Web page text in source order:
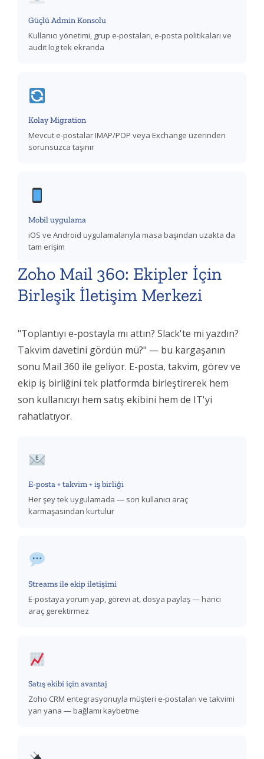
Güçlü Admin Konsolu
Kullanıcı yönetimi, grup e-postaları, e-posta politikaları ve
audit log tek ekranda
Kolay Migration
Mevcut e-postalar IMAP/POP veya Exchange üzerinden
sorunsuzca taşınır
Mobil uygulama
iOS ve Android uygulamalarıyla masa başından uzakta da
tam erişim
Zoho Mail 360: Ekipler İçin
Birleşik İletişim Merkezi
"Toplantıyı e-postayla mı attın? Slack'te mi yazdın?
Takvim davetini gördün mü?" — bu kargaşanın
sonu Mail 360 ile geliyor. E-posta, takvim, görev ve
ekip iş birliğini tek platformda birleştirerek hem
son kullanıcıyı hem satış ekibini hem de IT'yi
rahatlatıyor.
E-posta + takvim + iş birliği
Her şey tek uygulamada — son kullanıcı araç
karmaşasından kurtulur
Streams ile ekip iletişimi
E-postaya yorum yap, görevi at, dosya paylaş — harici
araç gerektirmez
Satış ekibi için avantaj
Zoho CRM entegrasyonuyla müşteri e-postaları ve takvimi
yan yana — bağlamı kaybetme